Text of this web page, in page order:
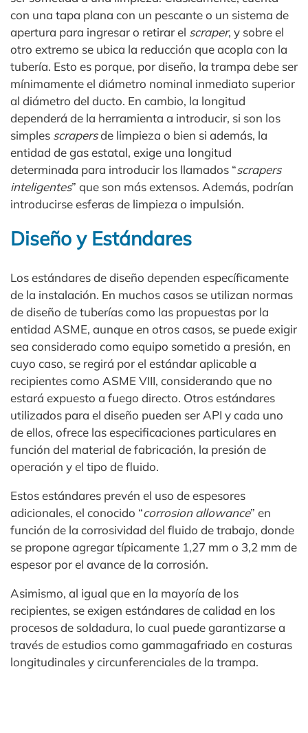
con una tapa plana con un pescante o un sistema de
apertura para ingresar o retirar el scraper, y sobre el
otro extremo se ubica la reducción que acopla con la
tubería. Esto es porque, por diseño, la trampa debe ser
mínimamente el diámetro nominal inmediato superior
al diámetro del ducto. En cambio, la longitud
dependerá de la herramienta a introducir, si son los
simples scrapersde limpieza o bien si además, la
entidad de gas estatal, exige una longitud
determinada para introducir los llamados “scrapers
inteligentes” que son más extensos. Además, podrían
introducirse esferas de limpieza o impulsión.
Diseño y Estándares
Los estándares de diseño dependen específicamente
de la instalación. En muchos casos se utilizan normas
de diseño de tuberías como las propuestas por la
entidad ASME, aunque en otros casos, se puede exigir
sea considerado como equipo sometido a presión, en
cuyo caso, se regirá por el estándar aplicable a
recipientes como ASME VIII, considerando que no
estará expuesto a fuego directo. Otros estándares
utilizados para el diseño pueden ser API y cada uno
de ellos, ofrece las especificaciones particulares en
función del material de fabricación, la presión de
operación y el tipo de fluido.
Estos estándares prevén el uso de espesores
adicionales, el conocido “corrosion allowance” en
función de la corrosividad del fluido de trabajo, donde
se propone agregar típicamente 1,27 mm o 3,2 mm de
espesor por el avance de la corrosión.
Asimismo, al igual que en la mayoría de los
recipientes, se exigen estándares de calidad en los
procesos de soldadura, lo cual puede garantizarse a
través de estudios como gammagafriado en costuras
longitudinales y circunferenciales de la trampa.